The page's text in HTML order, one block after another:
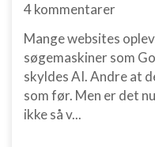
4 kommentarer
Mange websites
søgemaskiner som
skyldes AI. Andre at
som før. Men er det
ikke så v...
Funktionel
Annoncering / marketing